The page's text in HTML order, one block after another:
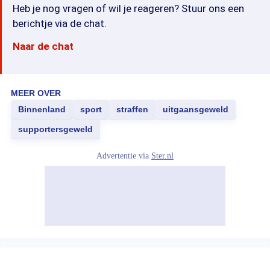
Heb je nog vragen of wil je reageren? Stuur ons een
berichtje via de chat.
Naar de chat
MEER OVER
Binnenland
sport straffen uitgaansgeweld
supportersgeweld
Advertentie via Ster.nl